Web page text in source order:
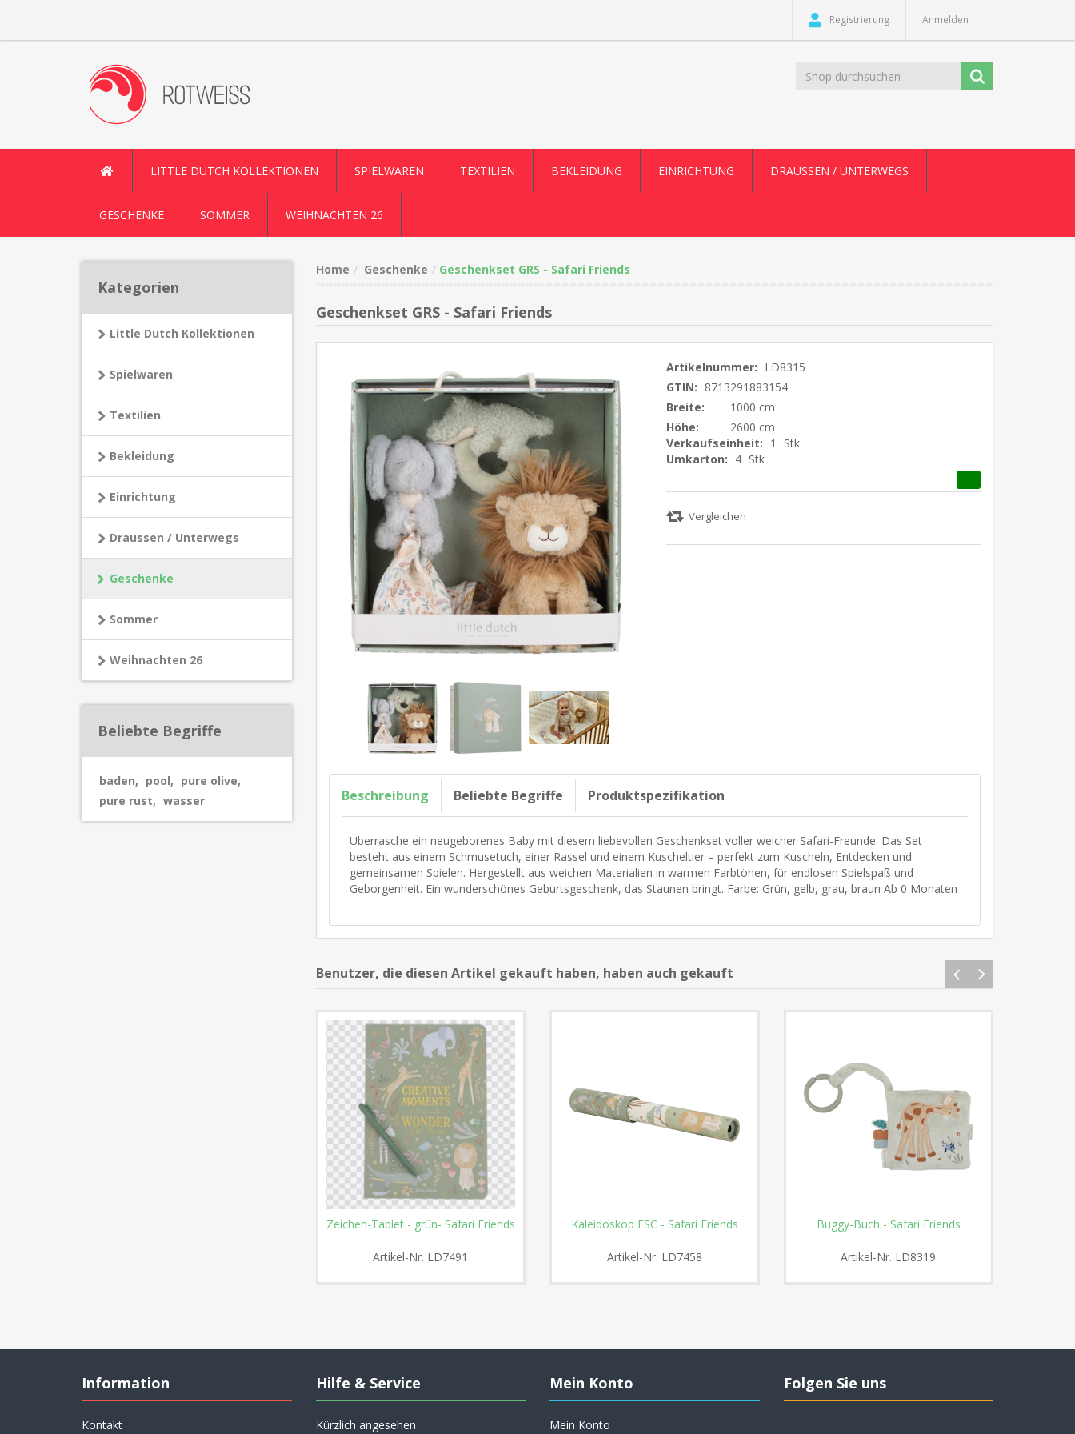
Registrierung Anmelden
LITTLE DUTCH KOLLEKTIONEN SPIELWAREN TEXTILIEN BEKLEIDUNG EINRICHTUNG DRAUSSEN / UNTERWEGS
GESCHENKE SOMMER WEIHNACHTEN 26
Kategorien
Little Dutch Kollektionen
Spielwaren
Textilien
Bekleidung
Einrichtung
Draussen / Unterwegs
Geschenke
Sommer
Weihnachten 26
Beliebte Begriffe
baden, pool, pure olive,
pure rust, wasser
Home Geschenke Geschenkset GRS - Safari Friends
Geschenkset GRS - Safari Friends
Artikelnummer: LD8315
GTIN: 8713291883154
Breite:
1000 cm
Höhe:
2600 cm
Verkaufseinheit: 1
Stk
Umkarton: 4 Stk
Beschreibung Beliebte Begriffe Produktspezifikation
Überrasche ein neugeborenes Baby mit diesem liebevollen Geschenkset voller weicher Safari-Freunde. Das Set
besteht aus einem Schmusetuch, einer Rassel und einem Kuscheltier – perfekt zum Kuscheln, Entdecken und
gemeinsamen Spielen. Hergestellt aus weichen Materialien in warmen Farbtönen, für endlosen Spielspaß und
Geborgenheit. Ein wunderschönes Geburtsgeschenk, das Staunen bringt. Farbe: Grün, gelb, grau, braun Ab 0 Monaten
Benutzer, die diesen Artikel gekauft haben, haben auch gekauft
Zeichen-Tablet - grün- Safari Friends
Artikel-Nr. LD7491
Kaleidoskop FSC - Safari Friends
Artikel-Nr. LD7458
Buggy-Buch - Safari Friends
Artikel-Nr. LD8319
Information
Kontakt
Hilfe & Service
Kürzlich angesehen
Mein Konto
Mein Konto
Folgen Sie uns